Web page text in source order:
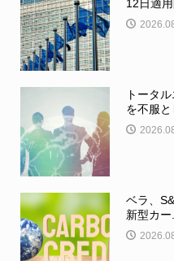
12日適
トータ
を不服
ベラ、
新型カー...